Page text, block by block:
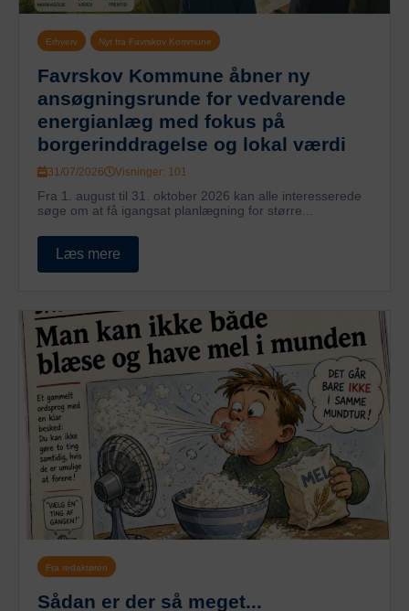
Erhverv Nyt fra Favrskov Kommune
Favrskov Kommune åbner ny
ansøgningsrunde for vedvarende
energianlæg med fokus på
borgerinddragelse og lokal værdi
31/07/2026 Visninger: 101
Fra 1. august til 31. oktober 2026 kan alle interesserede
søge om at få igangsat planlægning for større...
Læs mere
Fra redaktøren
Sådan er der så meget...